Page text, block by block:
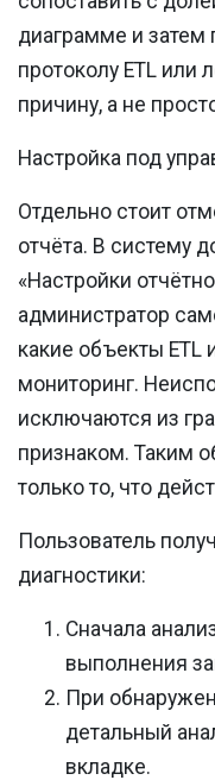
диаграмме и затем
протоколу ETL или
причину, а не
Настройка под
Отдельно стоит
отчёта. В систему
«Настройки
администратор
какие объекты ETL
мониторинг.
исключаются из
признаком. Таким
только то, что
Пользователь
диагностики:
Сначала
выполнения
При
детальный
вкладке.